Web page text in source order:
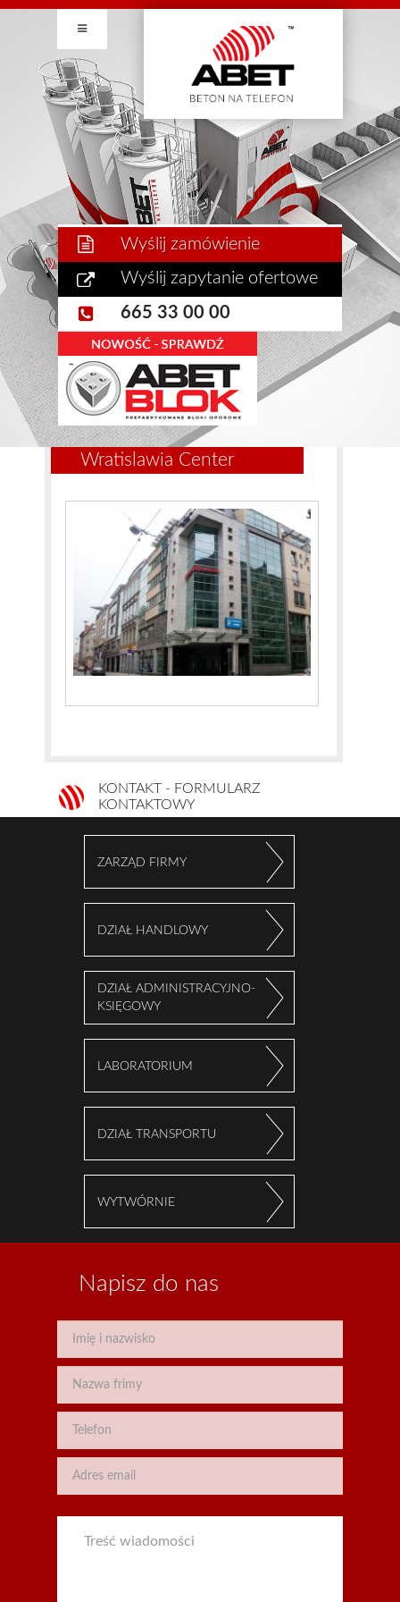
Wyślij zamówienie
Wyślij zapytanie ofertowe
665 33 00 00
Wratislawia Center
KONTAKT - FORMULARZ
KONTAKTOWY
ZARZĄD FIRMY
DZIAŁ HANDLOWY
DZIAŁ ADMINISTRACYJNO-
KSIĘGOWY
LABORATORIUM
DZIAŁ TRANSPORTU
WYTWÓRNIE
Napisz do nas